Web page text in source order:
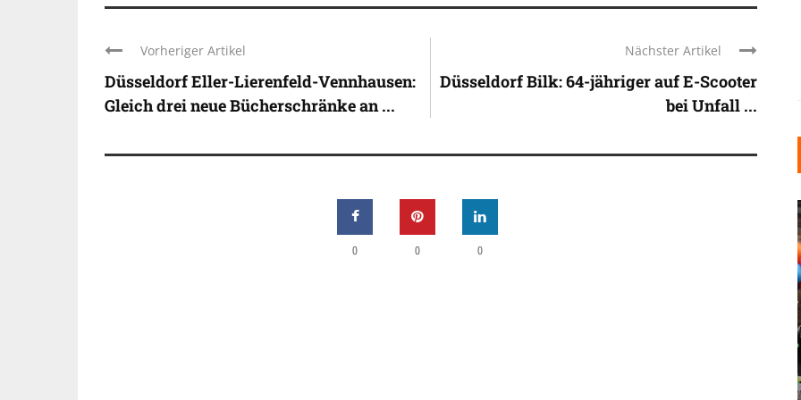
Vorheriger Artikel
Düsseldorf Eller-Lierenfeld-Vennhausen:
Gleich drei neue Bücherschränke an ...
Nächster Artikel
Düsseldorf Bilk: 64-jähriger auf E-Scooter
bei Unfall ...
0 0 0